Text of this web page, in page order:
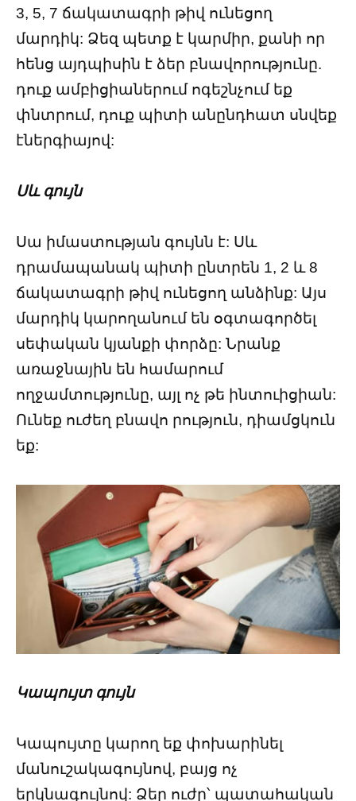
3, 5, 7 ճակատագրի թիվ ունեցող
մարդիկ: Ձեզ պետք է կարմիր, քանի որ
հենց այդպիսին է ձեր բնավորությունը.
դուք ամբիցիաներում ոգեշնչում եք
փնտրում, դուք պիտի անընդհատ սնվեք
էներգիայով:
Սև գույն
Սա իմաստության գույնն է: Սև
դրամապանակ պիտի ընտրեն 1, 2 և 8
ճակատագրի թիվ ունեցող անձինք: Այս
մարդիկ կարողանում են օգտագործել
սեփական կյանքի փորձը: Նրանք
առաջնային են համարում
ողջամտությունը, այլ ոչ թե ինտուիցիան:
Ունեք ուժեղ բնավո րություն, դիամցկուն
եք:
Կապույտ գույն
Կապույտը կարող եք փոխարինել
մանուշակագույնով, բայց ոչ
երկնագույնով: Ձեր ուժը՝ պատահական